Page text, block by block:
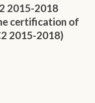
2015-2018
certification of
2015-2018)